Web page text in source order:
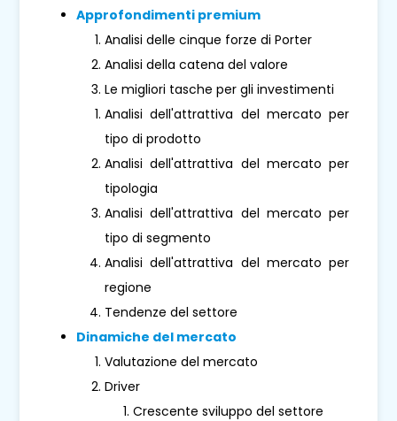
Approfondimenti premium
Analisi delle cinque forze di Porter
Analisi della catena del valore
Le migliori tasche per gli investimenti
Analisi dell'attrattiva del mercato per
tipo di prodotto
Analisi dell'attrattiva del mercato per
tipologia
Analisi dell'attrattiva del mercato per
tipo di segmento
Analisi dell'attrattiva del mercato per
regione
Tendenze del settore
Dinamiche del mercato
Valutazione del mercato
Driver
Crescente sviluppo del settore